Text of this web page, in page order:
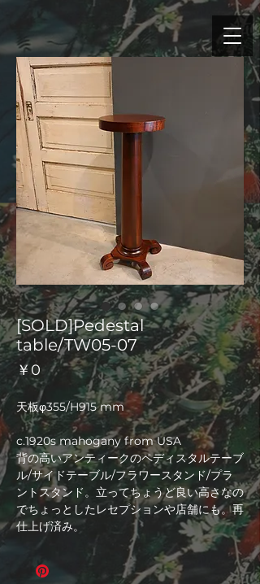
[SOLD]Pedestal
table/TW05-07
￥0価
格
天板φ355/H915 mm
c.1920s mahogany from USA
背の高いアンティークのペディスタルテーブ
ル/サイドテーブル/フラワースタンド/プラ
ントスタンド。立ってちょうど良い高さなの
でちょっとしたレセプションや店舗にも。再
仕上げ済み。